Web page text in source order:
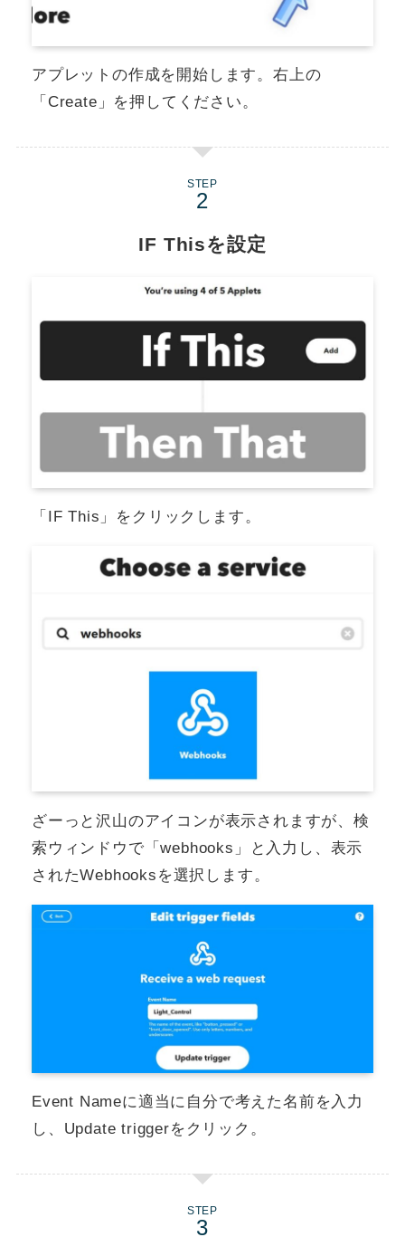
アプレットの作成を開始します。右上の
「Create」を押してください。
STEP
IF Thisを設定
「IF This」をクリックします。
ざーっと沢山のアイコンが表示されますが、検
索ウィンドウで「webhooks」と入力し、表示
されたWebhooksを選択します。
Event Nameに適当に自分で考えた名前を入力
し、Update triggerをクリック。
STEP